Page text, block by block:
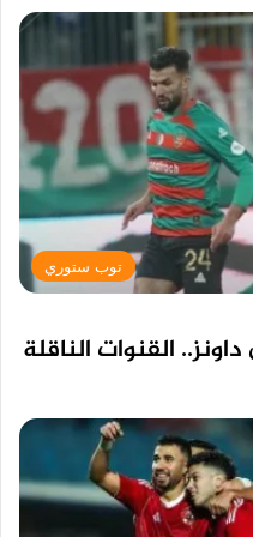
توب ستوري
القنوات الناقلة